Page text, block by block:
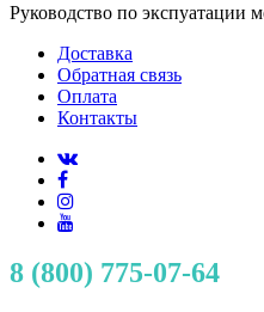
Руководство по экспуатации
Доставка
Обратная связь
Оплата
Контакты
8 (800) 775-07-64